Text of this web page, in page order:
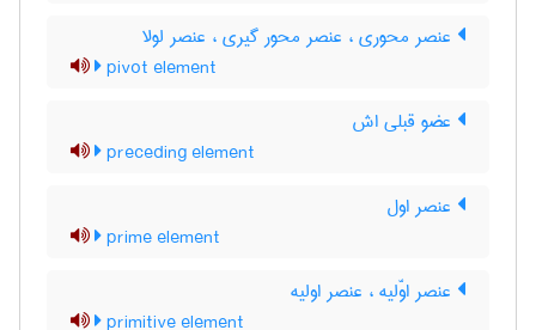
عنصر محوری ، عنصر محور گیری ، عنصر لولا
pivot element
عضو قبلی اش
preceding element
عنصر اول
prime element
عنصر اوّلیه ، عنصر اولیه
primitive element